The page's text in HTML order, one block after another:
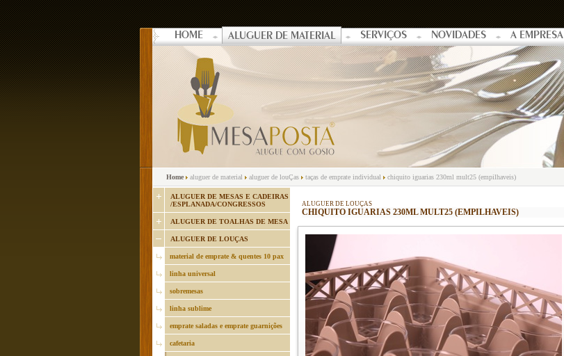
HOME ALUGUER DE MATERIAL SERVIÇOS NOVIDADES A EMPRESA
Home aluguer de material aluguer de louÇas taças de emprate individual chiquito iguarias 230ml mult25 (empilhaveis)
ALUGUER DE MESAS E CADEIRAS
/ESPLANADA/CONGRESSOS
ALUGUER DE TOALHAS DE MESA
ALUGUER DE LOUÇAS
material de emprate & quentes 10 pax
linha universal
sobremesas
linha sublime
emprate saladas e emprate guarnições
cafetaria
ALUGUER DE LOUÇAS
CHIQUITO IGUARIAS 230ML MULT25 (EMPILHAVEIS)